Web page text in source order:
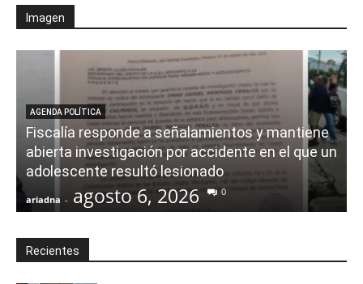
Imagen
AGENDA POLÍTICA
Fiscalía responde a señalamientos y mantiene
abierta investigación por accidente en el que un
adolescente resultó lesionado
ariadna - agosto 6, 2026 0
Recientes